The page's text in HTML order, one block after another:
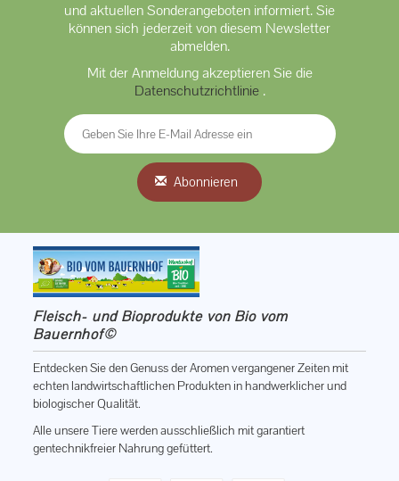
und aktuellen Sonderangeboten informiert. Sie
können sich jederzeit von diesem Newsletter
abmelden.
Mit der Anmeldung akzeptieren Sie die
Datenschutzrichtlinie .
Abonnieren
Fleisch- und Bioprodukte von Bio vom
Bauernhof©
Entdecken Sie den Genuss der Aromen vergangener Zeiten mit
echten landwirtschaftlichen Produkten in handwerklicher und
biologischer Qualität.
Alle unsere Tiere werden ausschließlich mit garantiert
gentechnikfreier Nahrung gefüttert.